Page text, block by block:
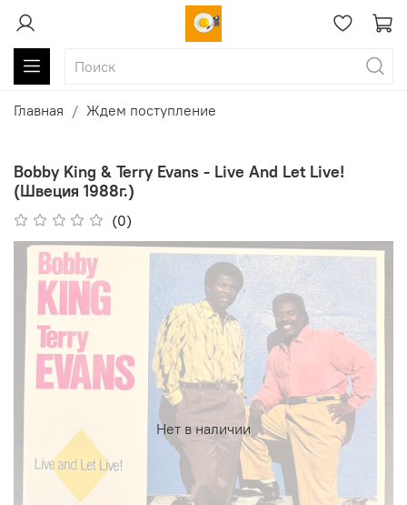
Главная Ждем поступление
Bobby King & Terry Evans - Live And Let Live!
(Швеция 1988г.)
(0)
Нет в наличии